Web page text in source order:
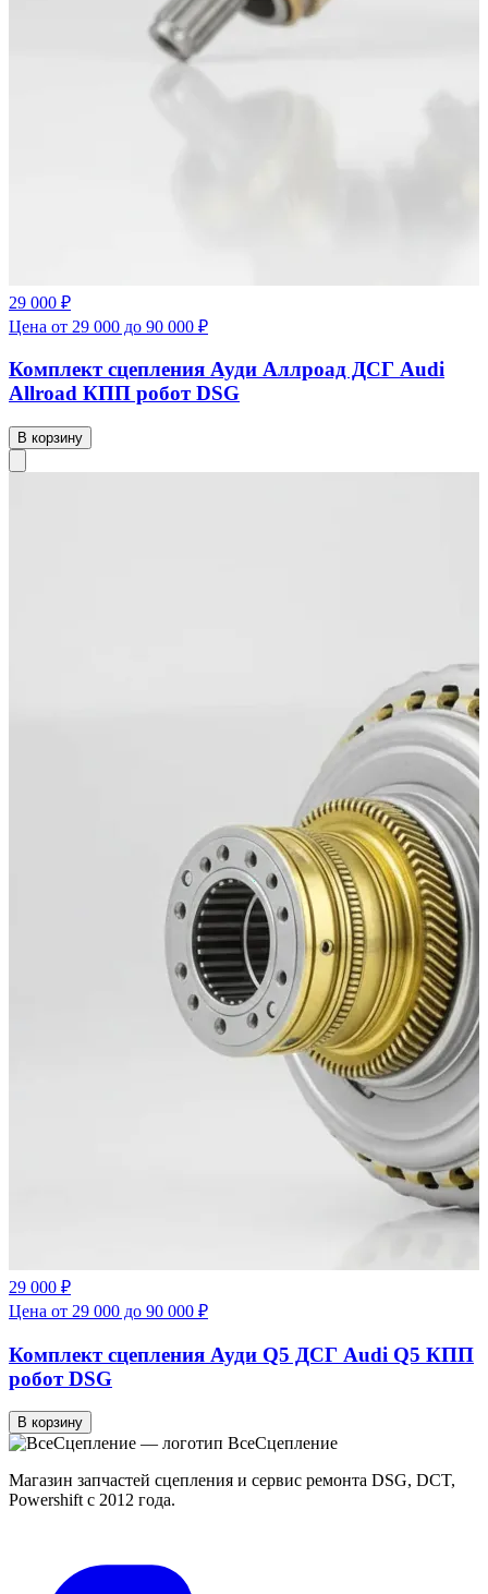
29 000 ₽
Цена от 29 000 до 90 000 ₽
Комплект сцепления Ауди Аллроад ДСГ Audi
Allroad КПП робот DSG
В корзину
29 000 ₽
Цена от 29 000 до 90 000 ₽
Комплект сцепления Ауди Q5 ДСГ Audi Q5 КПП
робот DSG
В корзину
ВсеСцепление
Магазин запчастей сцепления и сервис ремонта DSG, DCT,
Powershift с 2012 года.